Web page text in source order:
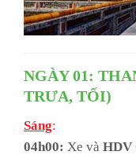
NGÀY 01:
TRƯA, TỐI)
Sáng:
04h00: Xe và HDV